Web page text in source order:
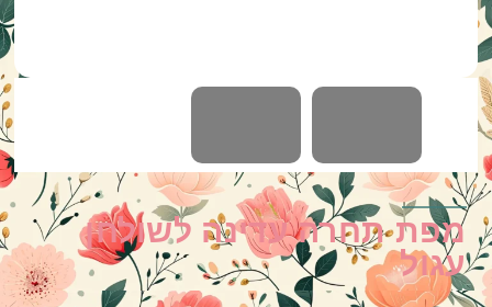
מפת תחרה עדינה לשולחן
עגול